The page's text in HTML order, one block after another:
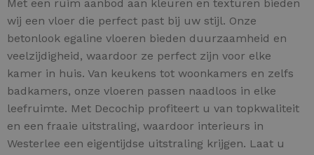
Met een ruim aanbod aan kleuren en texturen bieden
wij een vloer die perfect past bij uw stijl. Onze
betonlook egaline vloeren bieden duurzaamheid en
veelzijdigheid, waardoor ze perfect zijn voor elke
kamer in huis. Van keukens tot woonkamers en zelfs
badkamers, onze vloeren passen naadloos in elke
leefruimte. Met Decochip profiteert u van topkwaliteit
en een fraaie uitstraling, waardoor interieurs in
Westerlee een eigentijdse uitstraling krijgen. Laat u